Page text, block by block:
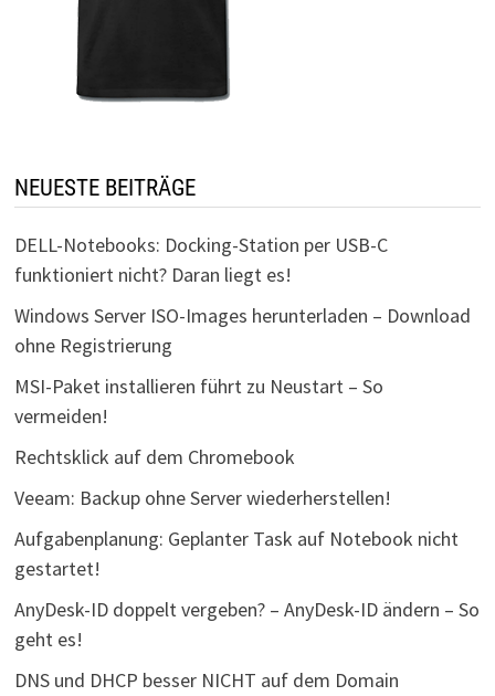
NEUESTE BEITRÄGE
DELL-Notebooks: Docking-Station per USB-C
funktioniert nicht? Daran liegt es!
Windows Server ISO-Images herunterladen – Download
ohne Registrierung
MSI-Paket installieren führt zu Neustart – So
vermeiden!
Rechtsklick auf dem Chromebook
Veeam: Backup ohne Server wiederherstellen!
Aufgabenplanung: Geplanter Task auf Notebook nicht
gestartet!
AnyDesk-ID doppelt vergeben? – AnyDesk-ID ändern – So
geht es!
DNS und DHCP besser NICHT auf dem Domain